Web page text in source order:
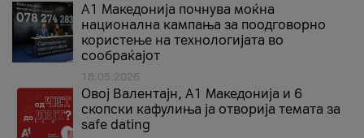
A1 Македонија почнува моќна
национална кампања за поодговорно
користење на технологијата во
сообраќајот
18.05.2026
Овој Валентајн, A1 Македонија и 6
скопски кафулиња ја отворија темата за
safe dating